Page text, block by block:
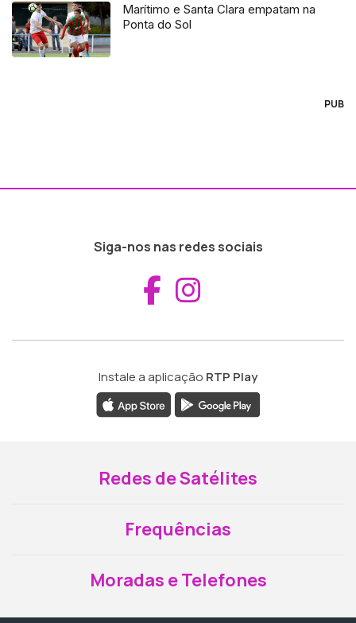
Marítimo e Santa Clara empatam na
Ponta do Sol
PUB
Siga-nos nas redes sociais
Aceder ao
Instale a aplicação RTP Play
Redes de Satélites
Frequências
Moradas e Telefones